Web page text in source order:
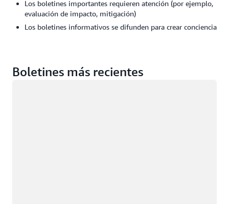
Los boletines importantes requieren atención (por ejemplo,
evaluación de impacto, mitigación)
Los boletines informativos se difunden para crear conciencia
Boletines más recientes